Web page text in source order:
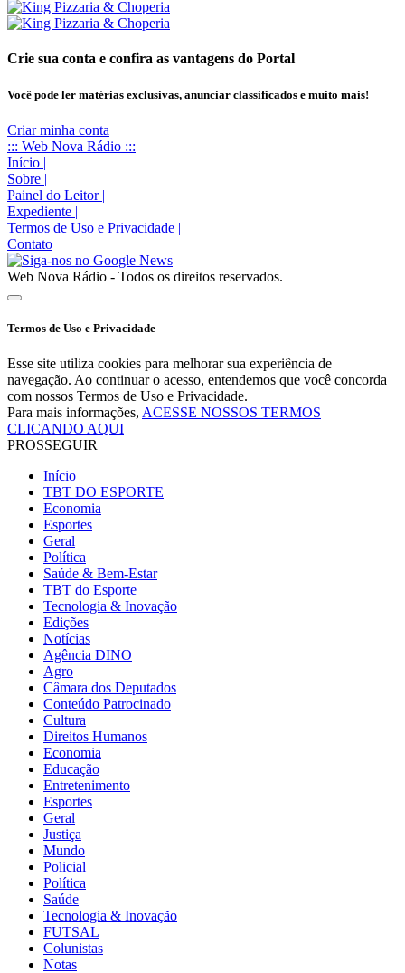
Crie sua conta e confira as vantagens do Portal
Você pode ler matérias exclusivas, anunciar classificados e muito mais!
Criar minha conta
::: Web Nova Rádio :::
Início |
Sobre |
Painel do Leitor |
Expediente |
Termos de Uso e Privacidade |
Contato
Web Nova Rádio - Todos os direitos reservados.
Termos de Uso e Privacidade
Esse site utiliza cookies para melhorar sua experiência de
navegação. Ao continuar o acesso, entendemos que você concorda
com nossos Termos de Uso e Privacidade.
Para mais informações, ACESSE NOSSOS TERMOS
CLICANDO AQUI
PROSSEGUIR
Início
TBT DO ESPORTE
Economia
Esportes
Geral
Política
Saúde & Bem-Estar
TBT do Esporte
Tecnologia & Inovação
Edições
Notícias
Agência DINO
Agro
Câmara dos Deputados
Conteúdo Patrocinado
Cultura
Direitos Humanos
Economia
Educação
Entretenimento
Esportes
Geral
Justiça
Mundo
Policial
Política
Saúde
Tecnologia & Inovação
FUTSAL
Colunistas
Notas